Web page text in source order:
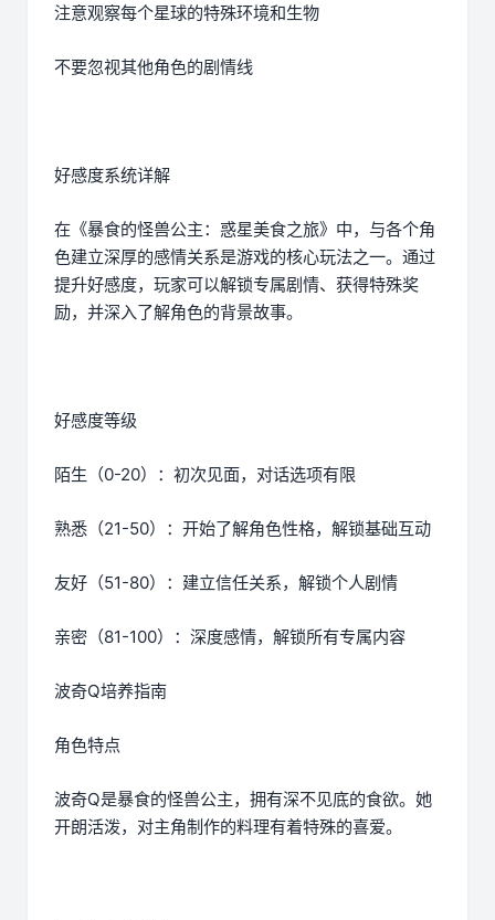
注意观察每个星球的特殊环境和生物
不要忽视其他角色的剧情线
好感度系统详解
在《暴食的怪兽公主：惑星美食之旅》中，与各个角
色建立深厚的感情关系是游戏的核心玩法之一。通过
提升好感度，玩家可以解锁专属剧情、获得特殊奖
励，并深入了解角色的背景故事。
好感度等级
陌生（0-20）：初次见面，对话选项有限
熟悉（21-50）：开始了解角色性格，解锁基础互动
友好（51-80）：建立信任关系，解锁个人剧情
亲密（81-100）：深度感情，解锁所有专属内容
波奇Q培养指南
角色特点
波奇Q是暴食的怪兽公主，拥有深不见底的食欲。她
开朗活泼，对主角制作的料理有着特殊的喜爱。